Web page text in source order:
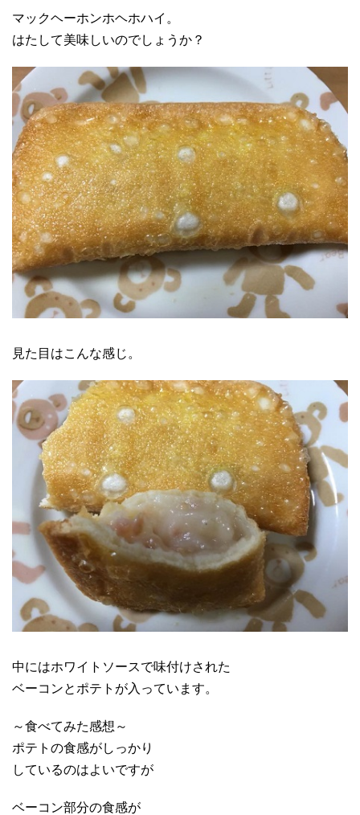
マックヘーホンホヘホハイ。
はたして美味しいのでしょうか？
見た目はこんな感じ。
中にはホワイトソースで味付けされた
ベーコンとポテトが入っています。
～食べてみた感想～
ポテトの食感がしっかり
しているのはよいですが
ベーコン部分の食感が